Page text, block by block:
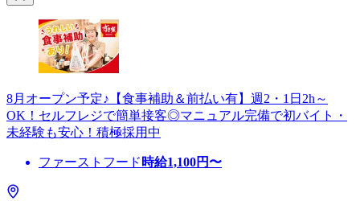
8月オープン予定♪【食事補助＆前払い有】週2・1日2h～
OK！セルフレジで簡単接客◎マニュアル完備で初バイト・
未経験も安心！積極採用中
ファーストフード 時給1,100円〜